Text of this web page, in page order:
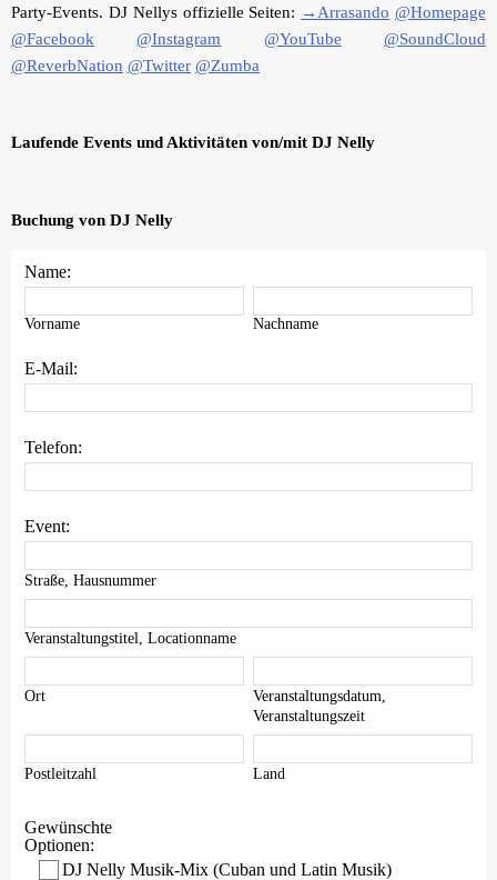
Party-Events. DJ Nellys offizielle Seiten: →Arrasando @Homepage
@Facebook
@Instagram @YouTube
@SoundCloud
@ReverbNation @Twitter @Zumba
Laufende Events und Aktivitäten von/mit DJ Nelly
Buchung von DJ Nelly
Name:
Vorname Nachname
E-Mail:
Telefon:
Event:
Straße, Hausnummer
Veranstaltungstitel, Locationname
Ort
Veranstaltungsdatum,
Veranstaltungszeit
Postleitzahl Land
Gewünschte
Optionen:
DJ Nelly Musik-Mix (Cuban und Latin Musik)